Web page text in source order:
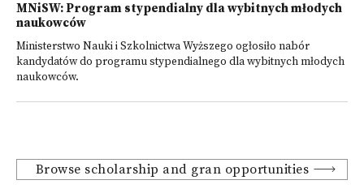
MNiSW: Program stypendialny dla wybitnych młodych
naukowców
Ministerstwo Nauki i Szkolnictwa Wyższego ogłosiło nabór
kandydatów do programu stypendialnego dla wybitnych młodych
naukowców.
Browse scholarship and gran opportunities